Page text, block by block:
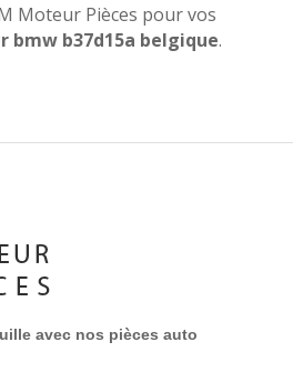
Moteur Pièces pour vos
bmw b37d15a belgique.
avec nos pièces auto